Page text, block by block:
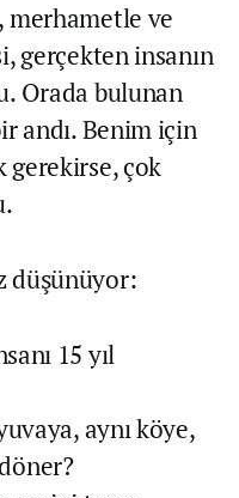
merhametle ve
gerçekten insanın
Orada bulunan
andı. Benim için
gerekirse, çok
düşünüyor:
15 yıl
aynı köye,